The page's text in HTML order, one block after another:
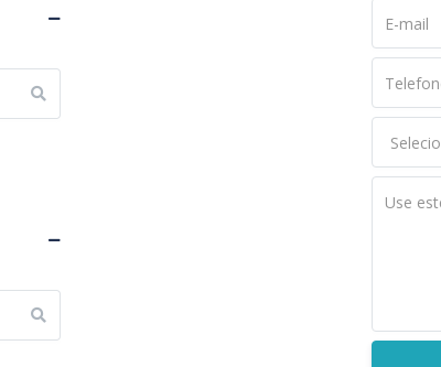
E-mail
Use